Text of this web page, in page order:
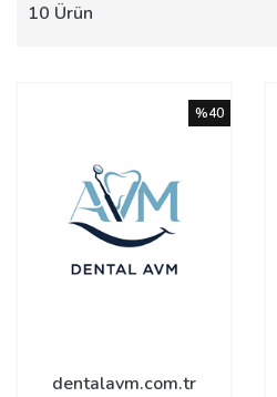
10 Ürün
dentalavm.com.tr
%40